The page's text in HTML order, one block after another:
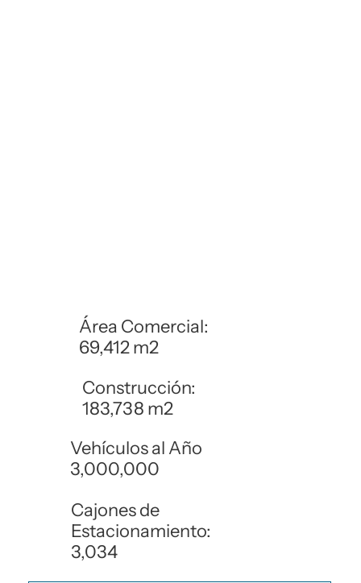
Área Comercial:
69,412 m2
Construcción:
183,738 m2
Vehículos al Año
3,000,000
Cajones de
Estacionamiento:
3,034